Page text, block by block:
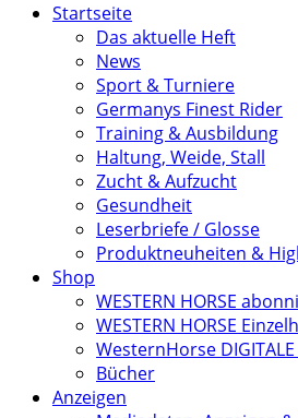
Startseite
Das aktuelle Heft
News
Sport & Turniere
Germanys Finest Rider
Training & Ausbildung
Haltung, Weide, Stall
Zucht & Aufzucht
Gesundheit
Leserbriefe / Glosse
Produktneuheiten &
Shop
WESTERN HORSE
WESTERN HORSE
WesternHorse
Bücher
Anzeigen